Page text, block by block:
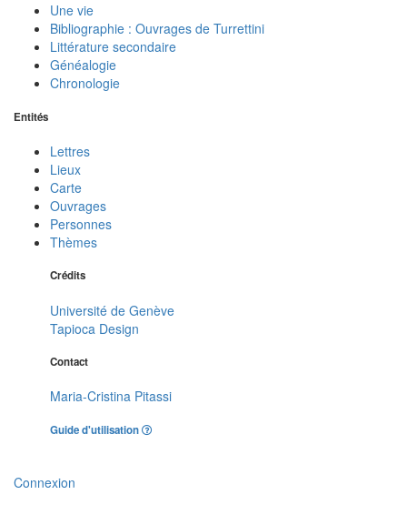
Une vie
Bibliographie : Ouvrages de Turrettini
Littérature secondaire
Généalogie
Chronologie
Entités
Lettres
Lieux
Carte
Ouvrages
Personnes
Thèmes
Crédits
Université de Genève
Tapioca Design
Contact
Maria-Cristina Pitassi
Guide d'utilisation
Connexion